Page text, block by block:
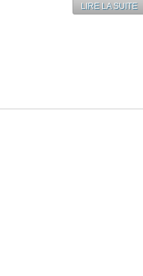
LIRE LA SUITE